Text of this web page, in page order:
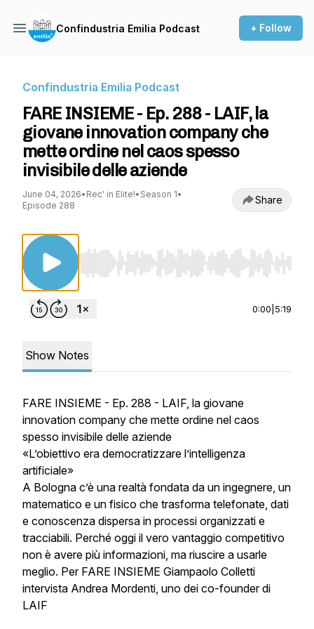
Confindustria Emilia Podcast + Follow
Confindustria Emilia Podcast
FARE INSIEME - Ep. 288 - LAIF, la
giovane innovation company che
mette ordine nel caos spesso
invisibile delle aziende
June 04, 2026• Rec' in Elite!• Season 1•
Episode 288
Share
Use Left/Right to seek, Home/End to jump to
0:00 5:19
Show Notes
FARE INSIEME - Ep. 288 - LAIF, la giovane
innovation company che mette ordine nel caos
spesso invisibile delle aziende
«L’obiettivo era democratizzare l’intelligenza
artificiale»
A Bologna c’è una realtà fondata da un ingegnere, un
matematico e un fisico che trasforma telefonate, dati
e conoscenza dispersa in processi organizzati e
tracciabili. Perché oggi il vero vantaggio competitivo
non è avere più informazioni, ma riuscire a usarle
meglio. Per FARE INSIEME Giampaolo Colletti
intervista Andrea Mordenti, uno dei co-founder di
LAIF